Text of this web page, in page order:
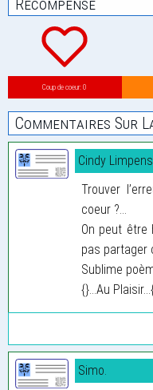
Récompense
Coup de coeur: 0
Commentaires Sur
Cindy Limpens
Trouver
coeur ?...
On peut être
pas partager
Sublime
{}...Au
Simo.